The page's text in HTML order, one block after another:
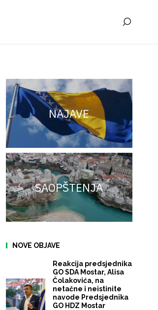
NAJAVE
SAOPŠTENJA
NOVE OBJAVE
Reakcija predsjednika
GO SDA Mostar, Alisa
Čolakovića, na
netačne i neistinite
navode Predsjednika
GO HDZ Mostar